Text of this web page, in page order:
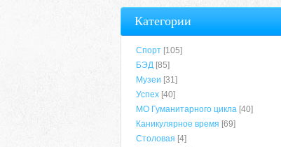
Категории
Спорт [105]
БЭД [85]
Музеи [31]
Успех [40]
МО Гуманитарного цикла [40]
Каникулярное время [69]
Столовая [4]